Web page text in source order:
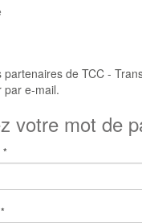
partenaires de TCC -
par e-mail.
votre mot de
*
*